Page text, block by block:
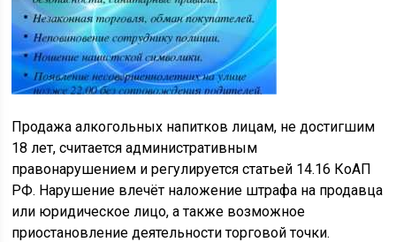
Продажа алкогольных напитков лицам, не достигшим
18 лет, считается административным
правонарушением и регулируется статьей 14.16 КоАП
РФ. Нарушение влечёт наложение штрафа на продавца
или юридическое лицо, а также возможное
приостановление деятельности торговой точки.